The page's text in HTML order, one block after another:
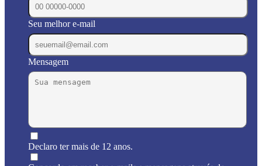
Seu melhor e-mail
Mensagem
Declaro ter mais de 12 anos.